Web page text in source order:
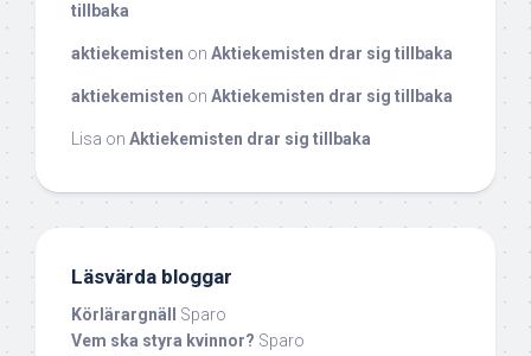
tillbaka
aktiekemisten on Aktiekemisten drar sig tillbaka
aktiekemisten on Aktiekemisten drar sig tillbaka
Lisa on Aktiekemisten drar sig tillbaka
Läsvärda bloggar
Körlärargnäll
Sparo
Vem ska styra kvinnor? Sparo